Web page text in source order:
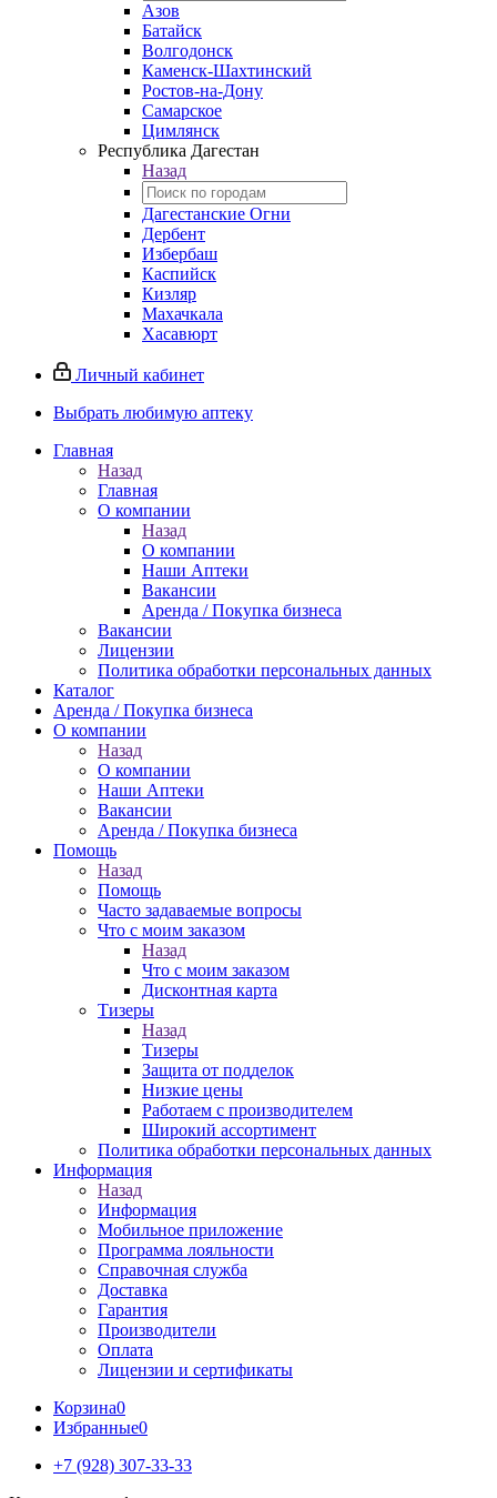
Азов
Батайск
Волгодонск
Каменск-Шахтинский
Ростов-на-Дону
Самарское
Цимлянск
Республика Дагестан
Назад
Дагестанские Огни
Дербент
Избербаш
Каспийск
Кизляр
Махачкала
Хасавюрт
Личный кабинет
Выбрать любимую аптеку
Главная
Назад
Главная
О компании
Назад
О компании
Наши Аптеки
Вакансии
Аренда / Покупка бизнеса
Вакансии
Лицензии
Политика обработки персональных данных
Каталог
Аренда / Покупка бизнеса
О компании
Назад
О компании
Наши Аптеки
Вакансии
Аренда / Покупка бизнеса
Помощь
Назад
Помощь
Часто задаваемые вопросы
Что с моим заказом
Назад
Что с моим заказом
Дисконтная карта
Тизеры
Назад
Тизеры
Защита от подделок
Низкие цены
Работаем с производителем
Широкий ассортимент
Политика обработки персональных данных
Информация
Назад
Информация
Мобильное приложение
Программа лояльности
Справочная служба
Доставка
Гарантия
Производители
Оплата
Лицензии и сертификаты
Корзина0
Избранные0
+7 (928) 307-33-33